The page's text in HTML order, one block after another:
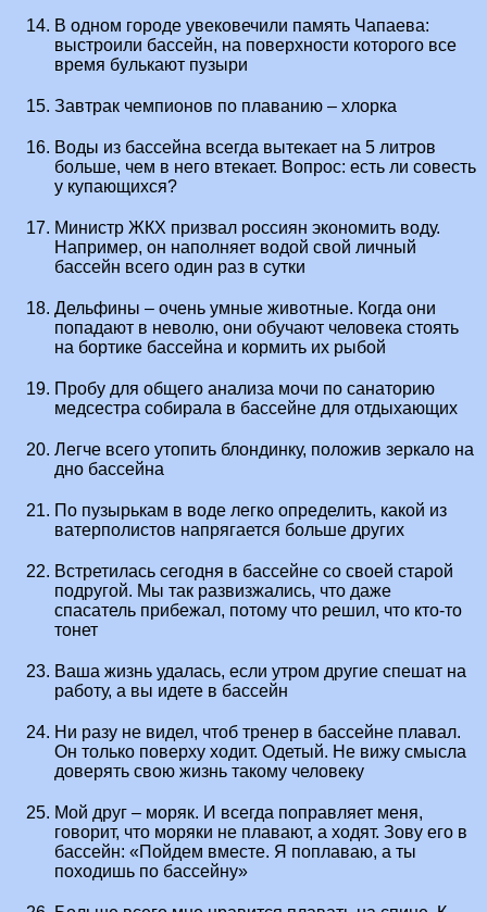
В одном городе увековечили память Чапаева:
выстроили бассейн, на поверхности которого все
время булькают пузыри
Завтрак чемпионов по плаванию – хлорка
Воды из бассейна всегда вытекает на 5 литров
больше, чем в него втекает. Вопрос: есть ли совесть
у купающихся?
Министр ЖКХ призвал россиян экономить воду.
Например, он наполняет водой свой личный
бассейн всего один раз в сутки
Дельфины – очень умные животные. Когда они
попадают в неволю, они обучают человека стоять
на бортике бассейна и кормить их рыбой
Пробу для общего анализа мочи по санаторию
медсестра собирала в бассейне для отдыхающих
Легче всего утопить блондинку, положив зеркало на
дно бассейна
По пузырькам в воде легко определить, какой из
ватерполистов напрягается больше других
Встретилась сегодня в бассейне со своей старой
подругой. Мы так развизжались, что даже
спасатель прибежал, потому что решил, что кто-то
тонет
Ваша жизнь удалась, если утром другие спешат на
работу, а вы идете в бассейн
Ни разу не видел, чтоб тренер в бассейне плавал.
Он только поверху ходит. Одетый. Не вижу смысла
доверять свою жизнь такому человеку
Мой друг – моряк. И всегда поправляет меня,
говорит, что моряки не плавают, а ходят. Зову его в
бассейн: «Пойдем вместе. Я поплаваю, а ты
походишь по бассейну»